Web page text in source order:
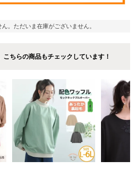
。ただいま在庫がございません。
こちらの商品もチェックしています！